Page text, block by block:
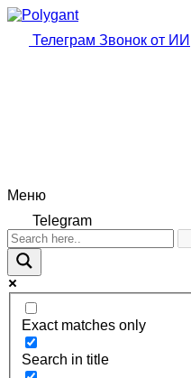
Телеграм Звонок от ИИ
Меню
Telegram
Exact matches only
Search in title